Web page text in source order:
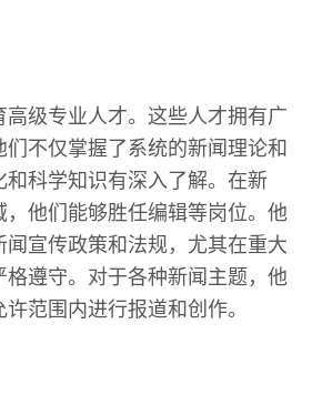
级专业人才。这些人才拥有广
不仅掌握了系统的新闻理论和
和科学知识有深入了解。在新
，他们能够胜任编辑等岗位。他
宣传政策和法规，尤其在重大
遵守。对于各种新闻主题，他
范围内进行报道和创作。